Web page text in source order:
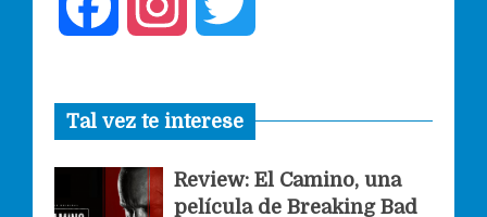
c
e
s
t
i
t
Tal vez te interese
Review: El Camino, una
película de Breaking Bad